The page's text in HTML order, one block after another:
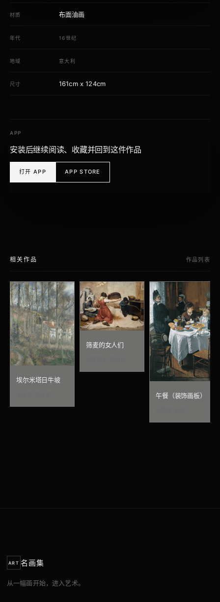
材质 布面油画
年代 16世纪
地域 意大利
尺寸 161cm x 124cm
APP
安装后继续阅读、收藏并回到这件作品
打开 APP APP STORE
相关作品 作品列表
埃尔米塔日牛坡
筛麦的女人们
午餐（装饰画板）
ART 名画集
从一幅画开始，进入艺术。